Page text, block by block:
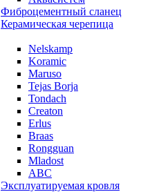
Фиброцементный сланец
Керамическая черепица
Nelskamp
Koramic
Maruso
Tejas Borja
Tondach
Creaton
Erlus
Braas
Rongguan
Mladost
ABC
Эксплуатируемая кровля